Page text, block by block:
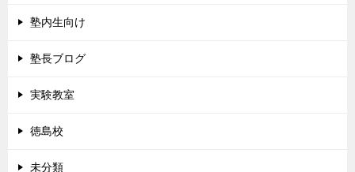
塾内生向け
塾長ブログ
実験教室
徳島校
未分類